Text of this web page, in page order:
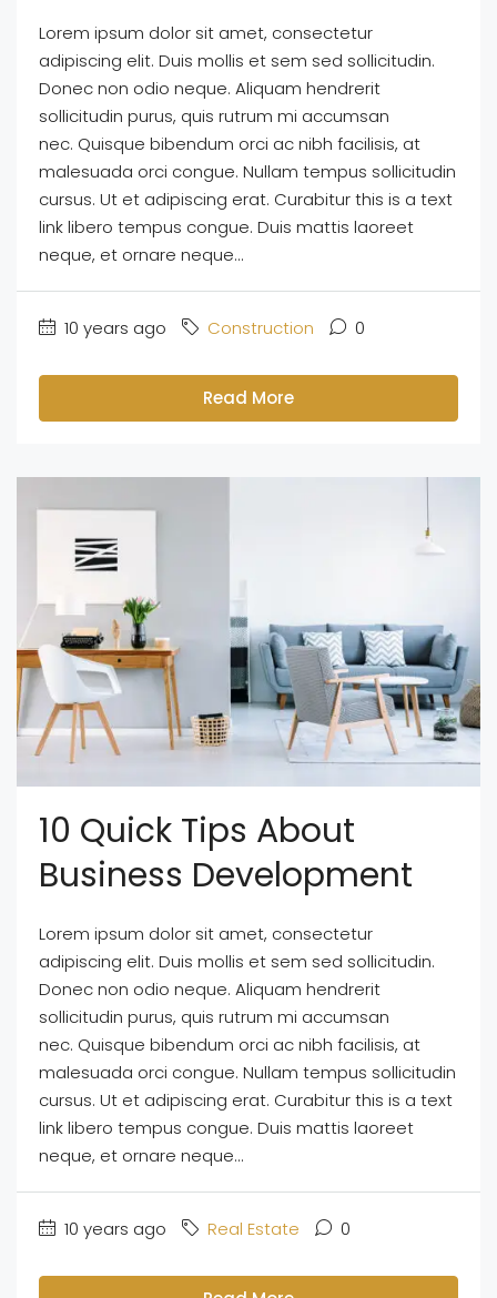
Lorem ipsum dolor sit amet, consectetur
adipiscing elit. Duis mollis et sem sed sollicitudin.
Donec non odio neque. Aliquam hendrerit
sollicitudin purus, quis rutrum mi accumsan
nec. Quisque bibendum orci ac nibh facilisis, at
malesuada orci congue. Nullam tempus sollicitudin
cursus. Ut et adipiscing erat. Curabitur this is a text
link libero tempus congue. Duis mattis laoreet
neque, et ornare neque...
10 years ago Construction 0
Read More
10 Quick Tips About
Business Development
Lorem ipsum dolor sit amet, consectetur
adipiscing elit. Duis mollis et sem sed sollicitudin.
Donec non odio neque. Aliquam hendrerit
sollicitudin purus, quis rutrum mi accumsan
nec. Quisque bibendum orci ac nibh facilisis, at
malesuada orci congue. Nullam tempus sollicitudin
cursus. Ut et adipiscing erat. Curabitur this is a text
link libero tempus congue. Duis mattis laoreet
neque, et ornare neque...
10 years ago Real Estate 0